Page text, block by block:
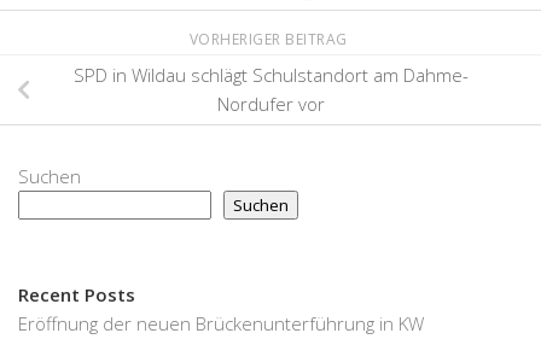
VORHERIGER BEITRAG
SPD in Wildau schlägt Schulstandort am Dahme-
Nordufer vor
Suchen
Suchen
Recent Posts
Eröffnung der neuen Brückenunterführung in KW